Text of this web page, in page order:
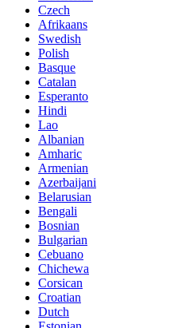
Czech
Afrikaans
Swedish
Polish
Basque
Catalan
Esperanto
Hindi
Lao
Albanian
Amharic
Armenian
Azerbaijani
Belarusian
Bengali
Bosnian
Bulgarian
Cebuano
Chichewa
Corsican
Croatian
Dutch